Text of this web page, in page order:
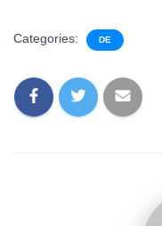
Categories: DE